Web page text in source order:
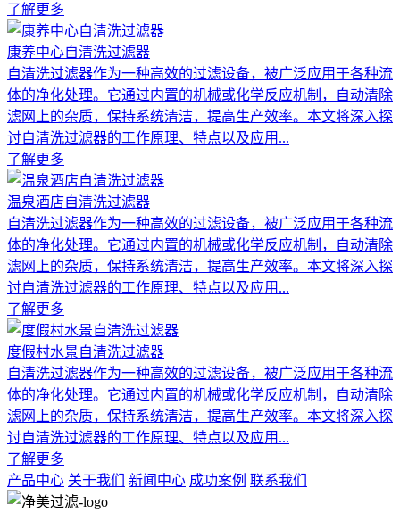
了解更多
康养中心自清洗过滤器
自清洗过滤器作为一种高效的过滤设备，被广泛应用于各种流
体的净化处理。它通过内置的机械或化学反应机制，自动清除
滤网上的杂质，保持系统清洁，提高生产效率。本文将深入探
讨自清洗过滤器的工作原理、特点以及应用...
了解更多
温泉酒店自清洗过滤器
自清洗过滤器作为一种高效的过滤设备，被广泛应用于各种流
体的净化处理。它通过内置的机械或化学反应机制，自动清除
滤网上的杂质，保持系统清洁，提高生产效率。本文将深入探
讨自清洗过滤器的工作原理、特点以及应用...
了解更多
度假村水景自清洗过滤器
自清洗过滤器作为一种高效的过滤设备，被广泛应用于各种流
体的净化处理。它通过内置的机械或化学反应机制，自动清除
滤网上的杂质，保持系统清洁，提高生产效率。本文将深入探
讨自清洗过滤器的工作原理、特点以及应用...
了解更多
产品中心 关于我们 新闻中心 成功案例 联系我们